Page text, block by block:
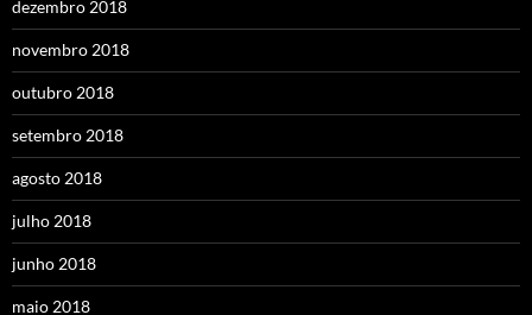
dezembro 2018
novembro 2018
outubro 2018
setembro 2018
agosto 2018
julho 2018
junho 2018
maio 2018